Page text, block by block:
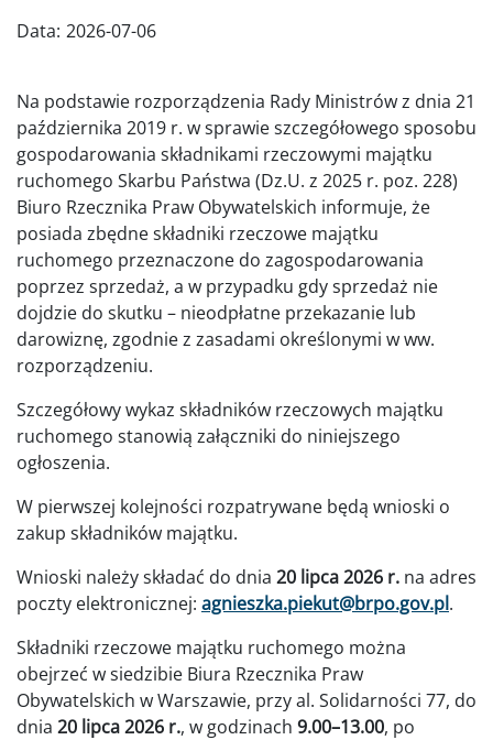
Data: 2026-07-06
Na podstawie rozporządzenia Rady Ministrów z dnia 21
października 2019 r. w sprawie szczegółowego sposobu
gospodarowania składnikami rzeczowymi majątku
ruchomego Skarbu Państwa (Dz.U. z 2025 r. poz. 228)
Biuro Rzecznika Praw Obywatelskich informuje, że
posiada zbędne składniki rzeczowe majątku
ruchomego przeznaczone do zagospodarowania
poprzez sprzedaż, a w przypadku gdy sprzedaż nie
dojdzie do skutku – nieodpłatne przekazanie lub
darowiznę, zgodnie z zasadami określonymi w ww.
rozporządzeniu.
Szczegółowy wykaz składników rzeczowych majątku
ruchomego stanowią załączniki do niniejszego
ogłoszenia.
W pierwszej kolejności rozpatrywane będą wnioski o
zakup składników majątku.
Wnioski należy składać do dnia 20 lipca 2026 r. na adres
poczty elektronicznej: agnieszka.piekut@brpo.gov.pl.
Składniki rzeczowe majątku ruchomego można
obejrzeć w siedzibie Biura Rzecznika Praw
Obywatelskich w Warszawie, przy al. Solidarności 77, do
dnia 20 lipca 2026 r., w godzinach 9.00–13.00, po